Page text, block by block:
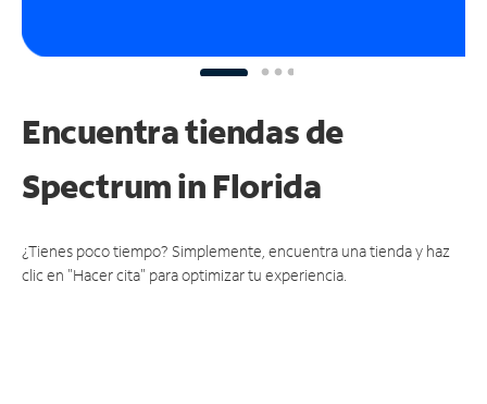
Encuentra tiendas de
Spectrumin Florida
¿Tienes poco tiempo? Simplemente, encuentra una tienda y haz
clic en "Hacer cita" para optimizar tu experiencia.